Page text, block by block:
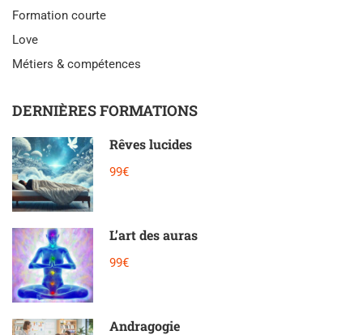
Formation courte
Love
Métiers & compétences
DERNIÈRES FORMATIONS
Rêves lucides
99€
L’art des auras
99€
Andragogie